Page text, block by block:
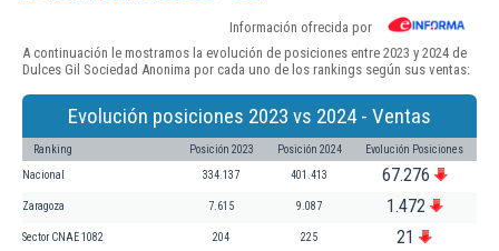
Información ofrecida por
A continuación le mostramos la evolución de posiciones entre 2023 y 2024 de
Dulces Gil Sociedad Anonima por cada uno de los rankings según sus ventas:
Evolución posiciones 2023 vs 2024 - Ventas
Ranking Posición 2023 Posición 2024 Evolución Posiciones
Nacional 334.137 401.413 67.276
Zaragoza 7.615 9.087 1.472
Sector CNAE 1082 204 225 21